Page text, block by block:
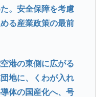
。安全保障を考慮
る産業政策の最前
港の東側に広がる
地に、くわが入れ
体の国産化へ、号